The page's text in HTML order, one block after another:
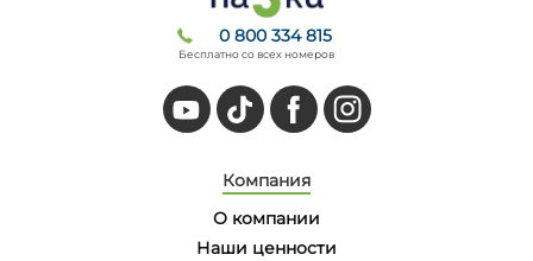
0 800 334 815
Бесплатно со всех номеров
Компания
О компании
Наши ценности